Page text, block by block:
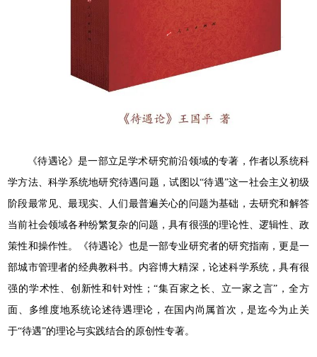
《待遇论》是一部立足学术研究前沿领域的专著，作者以系统科
学方法、科学系统地研究待遇问题，试图以“待遇”这一社会主义初级
阶段最常见、最现实、人们最普遍关心的问题为基础，去研究和解答
当前社会领域各种纷繁复杂的问题，具有很强的理论性、逻辑性、政
策性和操作性。《待遇论》也是一部专业研究者的研究指南，更是一
部城市管理者的经典教科书。内容博大精深，论述科学系统，具有很
强的学术性、创新性和针对性；“集百家之长、立一家之言”，全方
面、多维度地系统论述待遇理论，在国内尚属首次，是迄今为止关
于“待遇”的理论与实践结合的原创性专著。